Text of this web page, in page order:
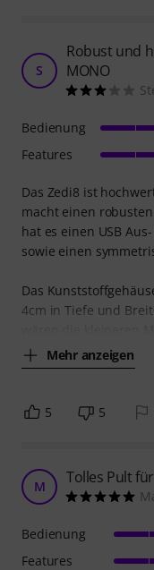
S
Robust und
MONO
Das Zedi8 ist
macht einen
hat es einen USB
sowie einen
Das
4cm in Tiefe und
Mehr anzeigen
Bedienung
Features
5 5
M Tolles Pult
Bedienung
Features